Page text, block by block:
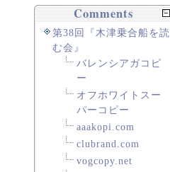
Comments
第38回『木津乗合船を読
む会』
バレンシアガコピ
ー
オフホワイトスー
パーコピー
aaakopi.com
clubrand.com
vogcopy.net